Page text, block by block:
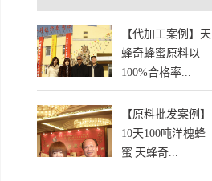
【代加工案例】天
蜂奇蜂蜜原料以
100%合格率...
【原料批发案例】
10天100吨洋槐蜂
蜜 天蜂奇...